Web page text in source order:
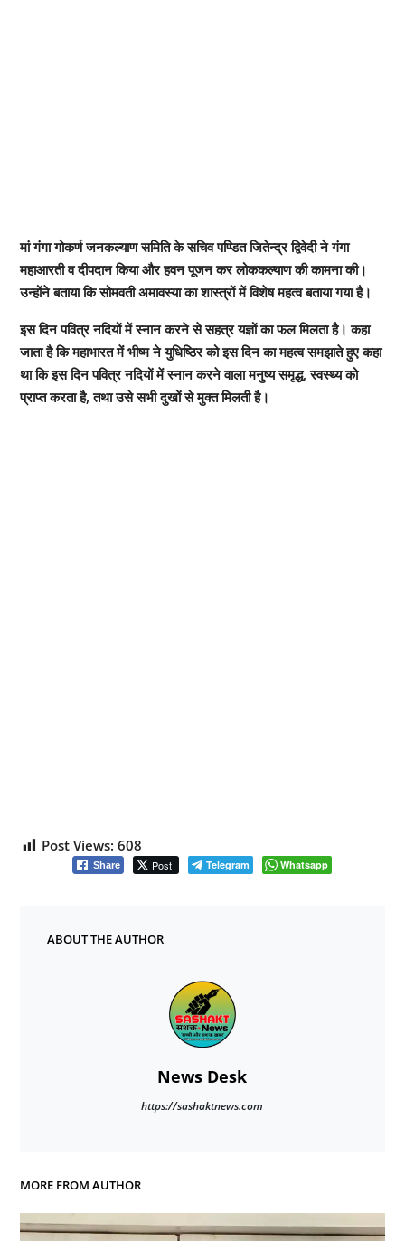
मां गंगा गोकर्ण जनकल्याण समिति के सचिव पण्डित जितेन्द्र द्विवेदी ने गंगा
महाआरती व दीपदान किया और हवन पूजन कर लोककल्याण की कामना की।
उन्होंने बताया कि सोमवती अमावस्या का शास्त्रों में विशेष महत्व बताया गया है।
इस दिन पवित्र नदियों में स्नान करने से सहत्र यज्ञों का फल मिलता है। कहा
जाता है कि महाभारत में भीष्म ने युधिष्ठिर को इस दिन का महत्व समझाते हुए कहा
था कि इस दिन पवित्र नदियों में स्नान करने वाला मनुष्य समृद्ध, स्वस्थ्य को
प्राप्त करता है, तथा उसे सभी दुखों से मुक्त मिलती है।
Post Views: 608
Share Post Telegram Whatsapp
ABOUT THE AUTHOR
News Desk
https://sashaktnews.com
MORE FROM AUTHOR